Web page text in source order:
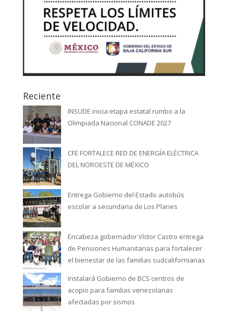
Reciente
INSUDE inicia etapa estatal rumbo a la
Olimpiada Nacional CONADE 2027
CFE FORTALECE RED DE ENERGÍA ELÉCTRICA
DEL NOROESTE DE MÉXICO
Entrega Gobierno del Estado autobús
escolar a secundaria de Los Planes
Encabeza gobernador Víctor Castro entrega
de Pensiones Humanitarias para fortalecer
el bienestar de las familias sudcalifornianas
Instalará Gobierno de BCS centros de
acopio para familias venezolanas
afectadas por sismos